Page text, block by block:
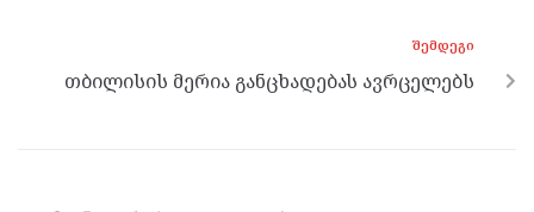
ᲨᲔᲛᲓᲔᲒᲘ
თბილისის მერია განცხადებას ავრცელებს